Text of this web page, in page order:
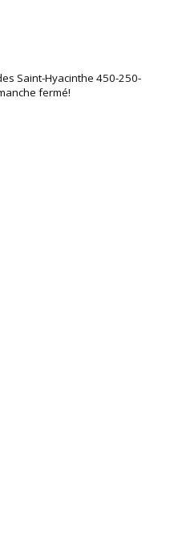
Saint-Hyacinthe 450-250-
fermé!